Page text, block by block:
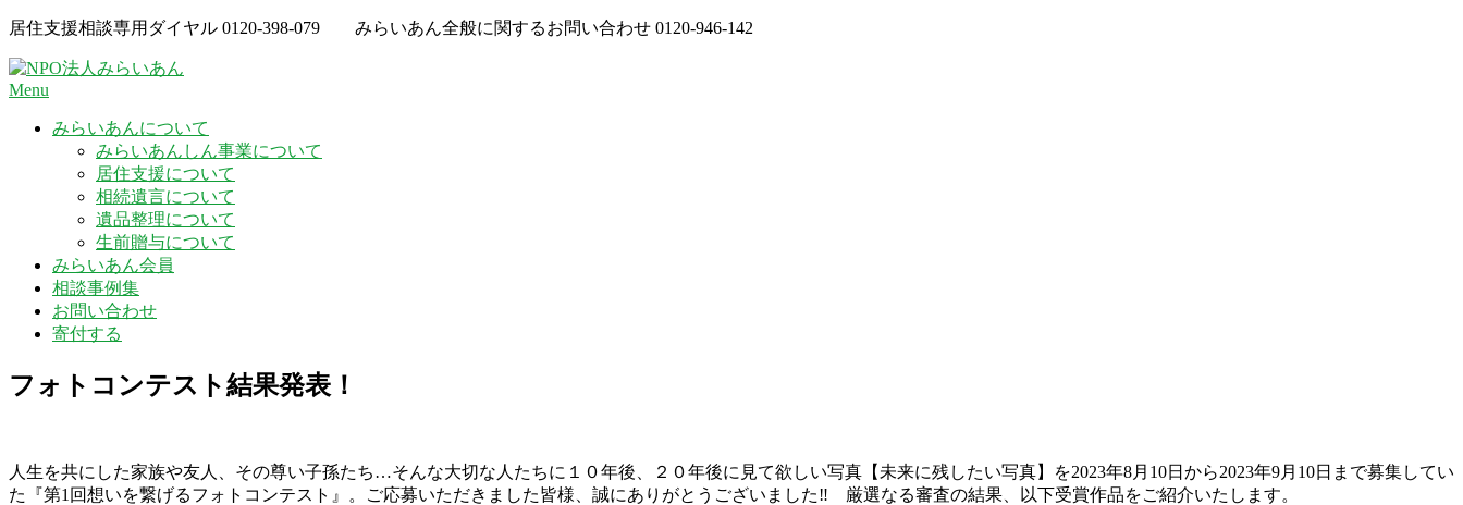
Skip
content
居住支援相談専用ダイヤル 0120-398-079 みらいあん全般に関するお問い合わせ 0120-946-142
Menu
みらいあんについて
みらいあんしん事業について
居住支援について
相続遺言について
遺品整理について
生前贈与について
みらいあん会員
相談事例集
お問い合わせ
寄付する
フォトコンテスト結果発表！
人生を共にした家族や友人、その尊い子孫たち…そんな大切な人たちに１０年後、２０年後に見て欲しい写真【未来に残したい写真】を2023年8月10日から2023年9月10日まで募集してい
た『第1回想いを繋げるフォトコンテスト』。ご応募いただきました皆様、誠にありがとうございました‼ 厳選なる審査の結果、以下受賞作品をご紹介いたします。